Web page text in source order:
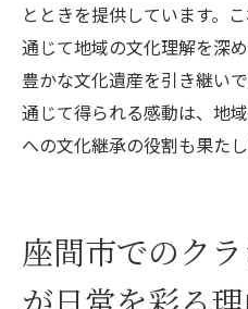
とときを提供しています。
通じて地域の文化理解を深
豊かな文化遺産を引き継い
通じて得られる感動は、地
への文化継承の役割も果たし
座間市でのク